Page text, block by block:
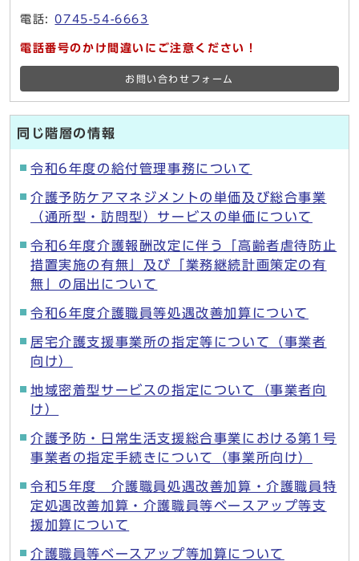
電話:0745-54-6663
電話番号のかけ間違いにご注意ください！
お問い合わせフォーム
同じ階層の情報
令和6年度の給付管理事務について
介護予防ケアマネジメントの単価及び総合事業
（通所型・訪問型）サービスの単価について
令和6年度介護報酬改定に伴う「高齢者虐待防止
措置実施の有無」及び「業務継続計画策定の有
無」の届出について
令和6年度介護職員等処遇改善加算について
居宅介護支援事業所の指定等について（事業者
向け）
地域密着型サービスの指定について（事業者向
け）
介護予防・日常生活支援総合事業における第1号
事業者の指定手続きについて（事業所向け）
令和5年度 介護職員処遇改善加算・介護職員特
定処遇改善加算・介護職員等ベースアップ等支
援加算について
介護職員等ベースアップ等加算について